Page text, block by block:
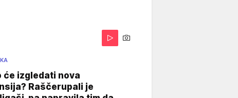
će izgledati nova
Raščerupali je